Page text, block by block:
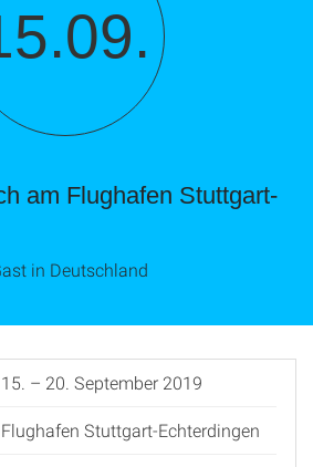
am Flughafen Stuttgart-
in Deutschland
15. – 20. September 2019
Flughafen Stuttgart-Echterdingen